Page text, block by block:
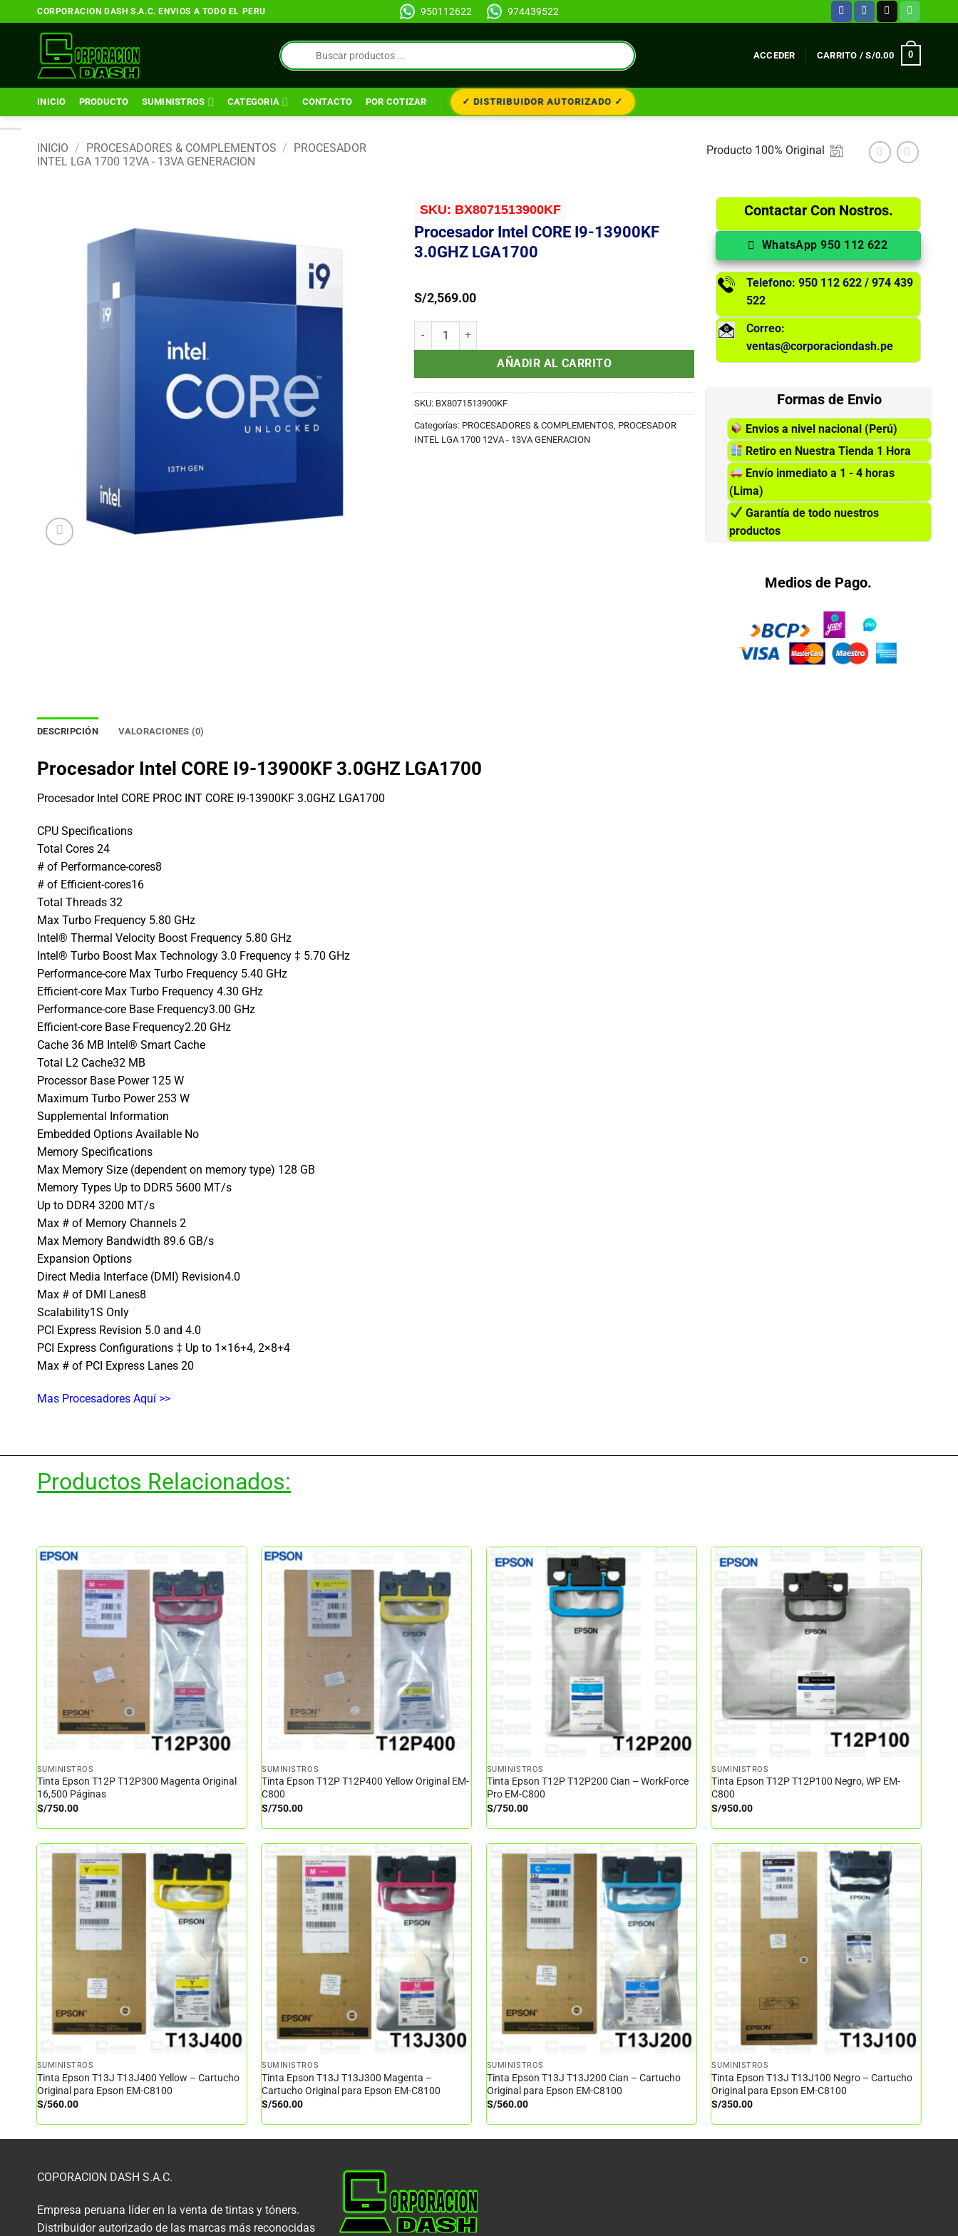
al
contenido
CORPORACION DASH S.A.C. ENVIOS A TODO EL PERU 950112622 974439522
Búsqueda
de
productos
ACCEDER CARRITO /S/0.00 0
INICIO PRODUCTO SUMINISTROS CATEGORIA CONTACTO POR COTIZAR ✓ DISTRIBUIDOR AUTORIZADO ✓
INICIO / PROCESADORES & COMPLEMENTOS / PROCESADOR
INTEL LGA 1700 12VA - 13VA GENERACION
Producto 100% Original
SKU: BX8071513900KF
Procesador Intel CORE I9-13900KF
3.0GHZ LGA1700
S/2,569.00
Procesador Intel CORE I9-13900KF 3.0GHZ LGA1700 cantidad
AÑADIR AL CARRITO
SKU: BX8071513900KF
Categorías: PROCESADORES & COMPLEMENTOS, PROCESADOR
INTEL LGA 1700 12VA - 13VA GENERACION
Contactar Con Nostros.
WhatsApp 950 112 622
Telefono: 950 112 622 / 974 439
522
Correo:
ventas@corporaciondash.pe
Formas de Envio
Envios a nivel nacional (Perú)
Retiro en Nuestra Tienda 1 Hora
Envío inmediato a 1 - 4 horas
(Lima)
Garantía de todo nuestros
productos
Medios de Pago.
DESCRIPCIÓN VALORACIONES (0)
Procesador Intel CORE I9-13900KF 3.0GHZ LGA1700
Procesador Intel CORE PROC INT CORE I9-13900KF 3.0GHZ LGA1700
CPU Specifications
Total Cores 24
# of Performance-cores8
# of Efficient-cores16
Total Threads 32
Max Turbo Frequency 5.80 GHz
Intel® Thermal Velocity Boost Frequency 5.80 GHz
Intel® Turbo Boost Max Technology 3.0 Frequency ‡ 5.70 GHz
Performance-core Max Turbo Frequency 5.40 GHz
Efficient-core Max Turbo Frequency 4.30 GHz
Performance-core Base Frequency3.00 GHz
Efficient-core Base Frequency2.20 GHz
Cache 36 MB Intel® Smart Cache
Total L2 Cache32 MB
Processor Base Power 125 W
Maximum Turbo Power 253 W
Supplemental Information
Embedded Options Available No
Memory Specifications
Max Memory Size (dependent on memory type) 128 GB
Memory Types Up to DDR5 5600 MT/s
Up to DDR4 3200 MT/s
Max # of Memory Channels 2
Max Memory Bandwidth 89.6 GB/s
Expansion Options
Direct Media Interface (DMI) Revision4.0
Max # of DMI Lanes8
Scalability1S Only
PCI Express Revision 5.0 and 4.0
PCI Express Configurations ‡ Up to 1×16+4, 2×8+4
Max # of PCI Express Lanes 20
Mas Procesadores Aquí >>
Productos Relacionados:
SUMINISTROS
Tinta Epson T12P T12P300 Magenta Original
16,500 Páginas
S/750.00
SUMINISTROS
Tinta Epson T12P T12P400 Yellow Original EM-
C800
S/750.00
SUMINISTROS
Tinta Epson T12P T12P200 Cian – WorkForce
Pro EM-C800
S/750.00
SUMINISTROS
Tinta Epson T12P T12P100 Negro, WP EM-
C800
S/950.00
SUMINISTROS
Tinta Epson T13J T13J400 Yellow – Cartucho
Original para Epson EM-C8100
S/560.00
SUMINISTROS
Tinta Epson T13J T13J300 Magenta –
Cartucho Original para Epson EM-C8100
S/560.00
SUMINISTROS
Tinta Epson T13J T13J200 Cian – Cartucho
Original para Epson EM-C8100
S/560.00
SUMINISTROS
Tinta Epson T13J T13J100 Negro – Cartucho
Original para Epson EM-C8100
S/350.00
COPORACION DASH S.A.C.
Empresa peruana líder en la venta de tintas y tóners.
Distribuidor autorizado de las marcas más reconocidas